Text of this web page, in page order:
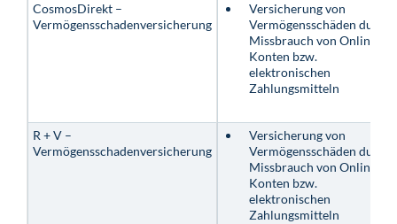
CosmosDirekt –
Vermögensschadenversicherung
Versicherung von
Vermögensschäden durch
Missbrauch von Online-
Konten bzw.
elektronischen
Zahlungsmitteln
R + V –
Vermögensschadenversicherung
Versicherung von
Vermögensschäden durch
Missbrauch von Online-
Konten bzw.
elektronischen
Zahlungsmitteln